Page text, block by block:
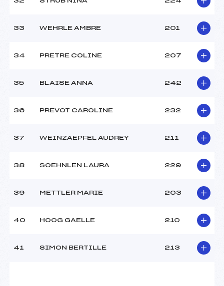
33 WEHRLE AMBRE 201
34 PRETRE COLINE 207
35 BLAISE ANNA 242
36 PREVOT CAROLINE 232
37 WEINZAEPFEL AUDREY 211
38 SOEHNLEN LAURA 229
39 METTLER MARIE 203
40 HOOG GAELLE 210
41 SIMON BERTILLE 213